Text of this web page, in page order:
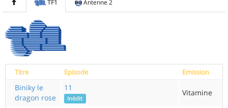
TF1 Antenne 2
Titre Episode Emission
Biniky le
dragon rose
11
Inédit
Vitamine